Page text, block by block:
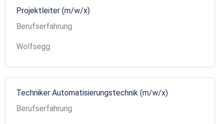
Projektleiter (m/w/x)
Berufserfahrung
Wolfsegg
Techniker Automatisierungstechnik (m/w/x)
Berufserfahrung